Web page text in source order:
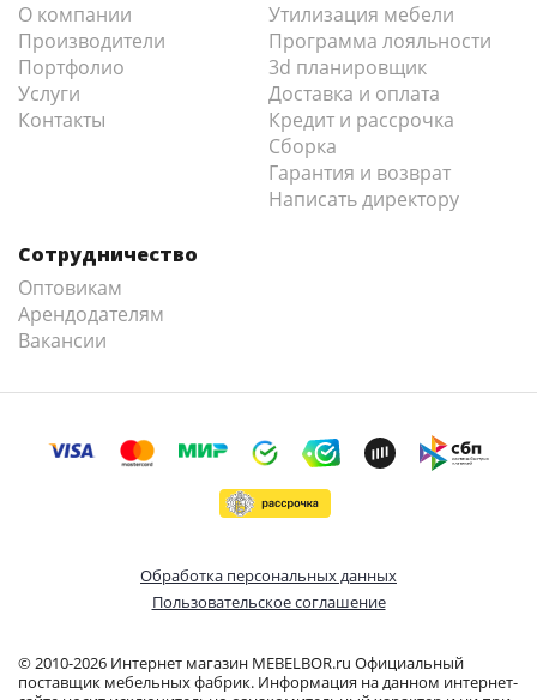
О компании
Производители
Портфолио
Услуги
Контакты
Утилизация мебели
Программа лояльности
3d планировщик
Доставка и оплата
Кредит и рассрочка
Сборка
Гарантия и возврат
Написать директору
Сотрудничество
Оптовикам
Арендодателям
Вакансии
© 2010-2026 Интернет магазин MEBELBOR.ru Официальный
поставщик мебельных фабрик. Информация на данном интернет-
Обработка персональных данных
Пользовательское соглашение